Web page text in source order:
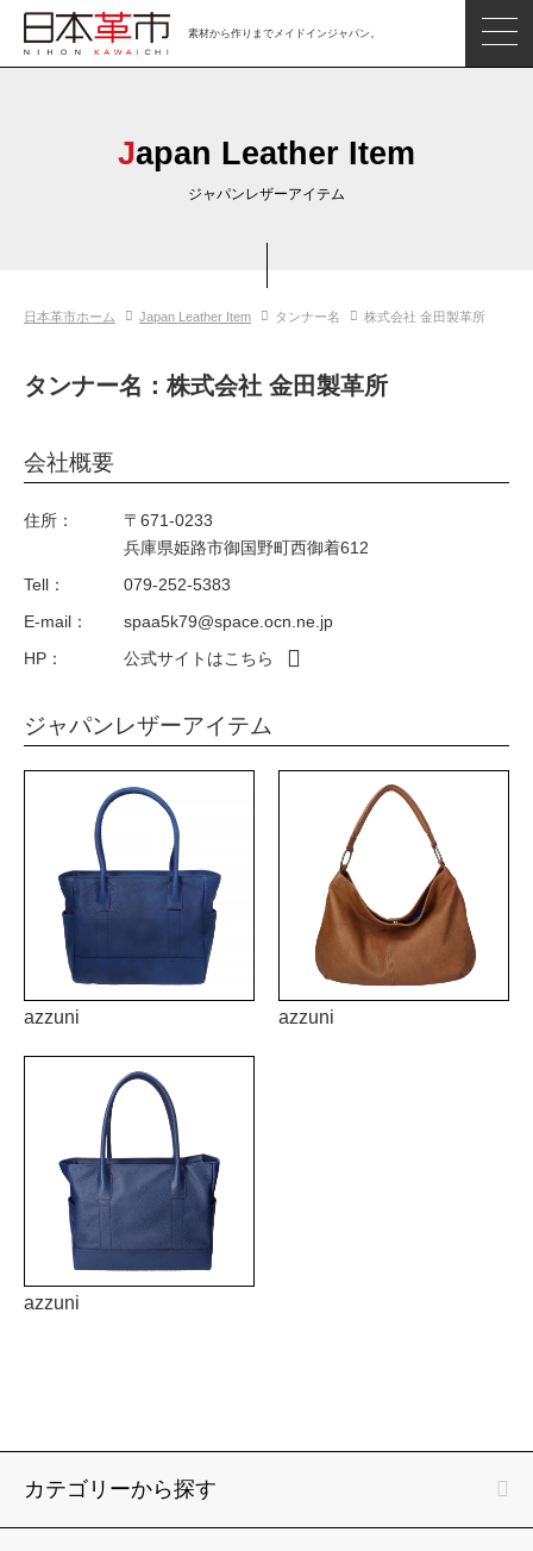
素材から作りまでメイドインジャパン。
革市通信
閲覧したアイテム
Japan Leather Item
ジャパンレザーアイテム
日本革市ホーム Japan Leather Item タンナー名 株式会社 金田製革所
タンナー名：株式会社 金田製革所
会社概要
住所：
〒671-0233
兵庫県姫路市御国野町西御着612
Tell：
079-252-5383
E-mail：
spaa5k79@space.ocn.ne.jp
HP：
公式サイトはこちら
ジャパンレザーアイテム
azzuni azzuni
azzuni
カテゴリーから探す